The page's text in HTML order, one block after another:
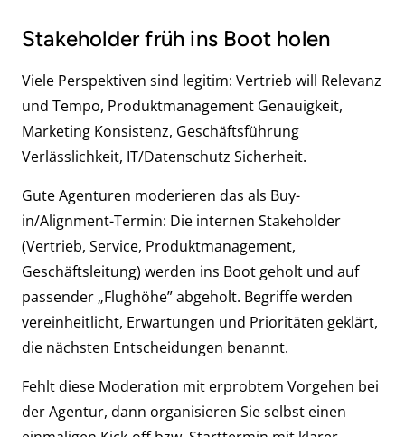
Stakeholder früh ins Boot holen
Viele Perspektiven sind legitim: Vertrieb will Relevanz
und Tempo, Produktmanagement Genauigkeit,
Marketing Konsistenz, Geschäftsführung
Verlässlichkeit, IT/Datenschutz Sicherheit.
Gute Agenturen moderieren das als Buy-
in/Alignment-Termin: Die internen Stakeholder
(Vertrieb, Service, Produktmanagement,
Geschäftsleitung) werden ins Boot geholt und auf
passender „Flughöhe” abgeholt. Begriffe werden
vereinheitlicht, Erwartungen und Prioritäten geklärt,
die nächsten Entscheidungen benannt.
Fehlt diese Moderation mit erprobtem Vorgehen bei
der Agentur, dann organisieren Sie selbst einen